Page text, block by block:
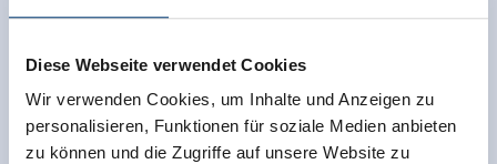
Diese Webseite verwendet Cookies
Wir verwenden Cookies, um Inhalte und Anzeigen zu
personalisieren, Funktionen für soziale Medien anbieten
zu können und die Zugriffe auf unsere Website zu